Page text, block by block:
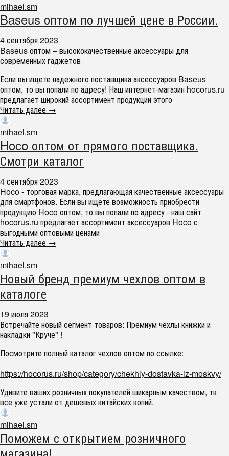
mihael.sm
Baseus оптом по лучшей цене в России.
4 сентября 2023
Baseus оптом – высококачественные аксессуары для
современных гаджетов
Если вы ищете надежного поставщика аксессуаров Baseus
оптом, то вы попали по адресу! Наш интернет-магазин hocorus.ru
предлагает широкий ассортимент продукции этого
Читать далее →
mihael.sm
Hoco оптом от прямого поставщика.
Смотри каталог
4 сентября 2023
Hoco - торговая марка, предлагающая качественные аксессуары
для смартфонов. Если вы ищете возможность приобрести
продукцию Hoco оптом, то вы попали по адресу - наш сайт
hocorus.ru предлагает ассортимент аксессуаров Hoco с
выгодными оптовыми ценами
Читать далее →
mihael.sm
Новый бренд премиум чехлов оптом в
каталоге
19 июля 2023
Встречайте новый сегмент товаров: Премиум чехлы книжки и
накладки "Круче" !
Посмотрите полный каталог чехлов оптом по ссылке:
https://hocorus.ru/shop/category/chekhly-dostavka-iz-moskvy/
Удивите ваших розничных покупателей шикарным качеством, тк
все уже устали от дешевых китайских копий.
mihael.sm
Поможем с открытием розничного